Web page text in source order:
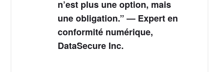
n’est plus une option, mais
une obligation.” — Expert en
conformité numérique,
DataSecure Inc.